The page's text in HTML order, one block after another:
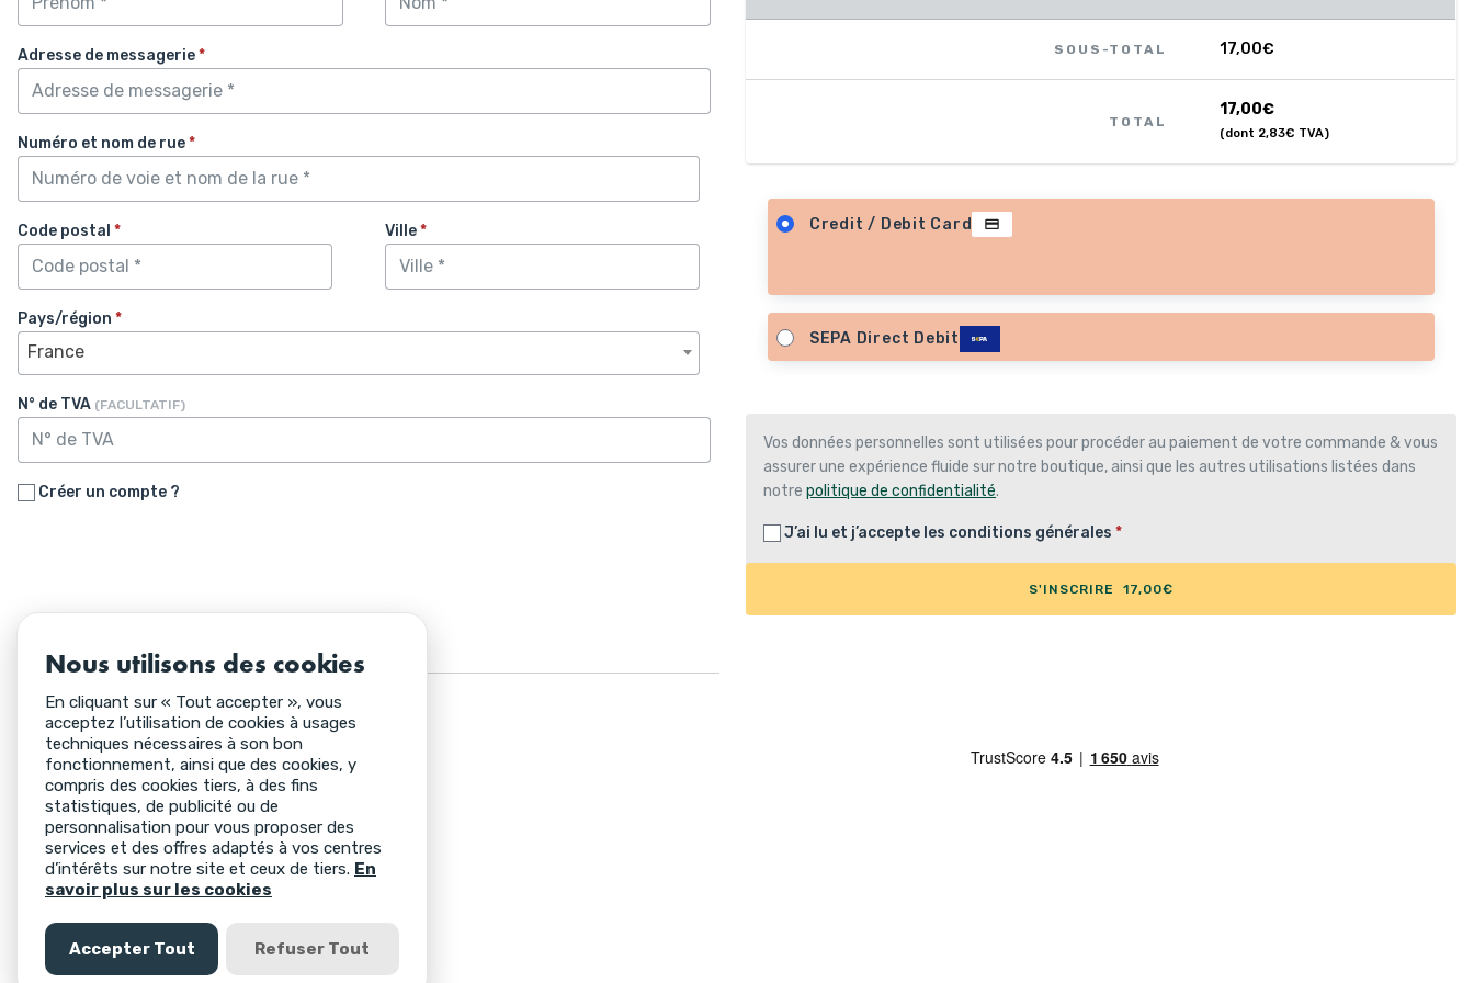
Adresse de messagerie*
Numéro et nom de rue*
Code postal * Ville*
Pays/région *
France
N° de TVA (FACULTATIF)
Créer un compte ?
17,00 €
SOUS-TOTAL 17,00€
TOTAL
17,00€
(dont 2,83€ TVA)
Credit / Debit Card
SEPA Direct Debit
Vos données personnelles sont utilisées pour procéder au paiement de votre commande & vous
assurer une expérience fluide sur notre boutique, ainsi que les autres utilisations listées dans
notrepolitique de confidentialité.
J’ai lu et j’accepte les conditions générales *
S'INSCRIRE 17,00€
Nous utilisons des cookies
En cliquant sur « Tout accepter », vous
acceptez l’utilisation de cookies à usages
techniques nécessaires à son bon
fonctionnement, ainsi que des cookies, y
compris des cookies tiers, à des fins
statistiques, de publicité ou de
personnalisation pour vous proposer des
services et des offres adaptés à vos centres
d’intérêts sur notre site et ceux de tiers. En
savoir plus sur les cookies
Accepter Tout Refuser Tout